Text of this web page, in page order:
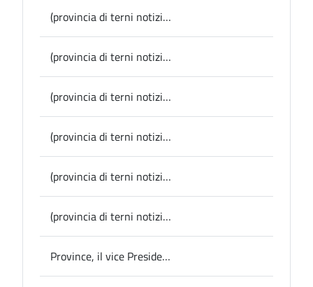
(provincia di terni notizie) Verdecoprente Festival: iniziata la stagione 2025, un viaggio fra arte, cultura e spettacolo in 9 comuni dell’Umbria
(provincia di terni notizie) Porano, successo per la Festa dei Boschi
(provincia di terni notizie) Provincia, aggiudicato l’avviso regionale: 160mila euro per eliminare le barriere architettoniche agli Istituti “Metelli” e ”Angeloni” di Terni
(provincia di terni notizie) Narni, Corsa all’Anello: nota congiunta di Comune e organizzazione sul bilancio dell'edizione 2025
(provincia di terni notizie) Amelia, il 24 e 25 maggio la prima edizione di “AntiquAmeria”
(provincia di terni notizie) Lugnano in Teverina, festa per i 100 anni di Aldo Manni
Province, il vice Presidente Ferranti all’incontro con gli enti del Centro Italia promosso da Perugia: “Abbiamo già chiesto alla Regione la riassegnazione di alcune deleghe importanti”